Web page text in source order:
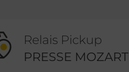
Relais Pickup
PRESSE MOZART